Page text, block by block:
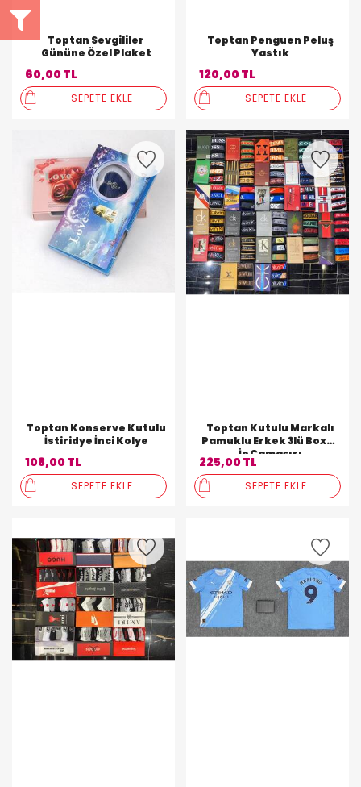
Toptan Sevgililer
Gününe Özel Plaket
60,00 TL
SEPETE EKLE
Toptan Penguen Peluş
Yastık
120,00 TL
SEPETE EKLE
Toptan Konserve Kutulu
İstiridye İnci Kolye
108,00 TL
SEPETE EKLE
Toptan Kutulu Markalı
Pamuklu Erkek 3lü Boxer
İç Çamaşırı
225,00 TL
SEPETE EKLE